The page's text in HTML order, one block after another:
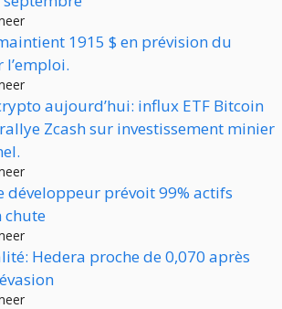
1915 $ en prévision du
aujourd’hui: influx ETF Bitcoin
Zcash sur investissement minier
développeur prévoit 99% actifs
chute
Hedera proche de 0,070 après